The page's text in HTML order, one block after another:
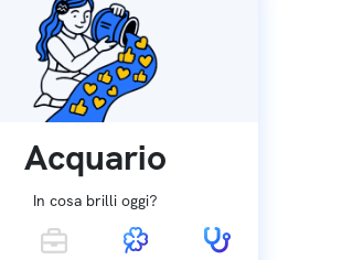
Acquario
In cosa brilli oggi?